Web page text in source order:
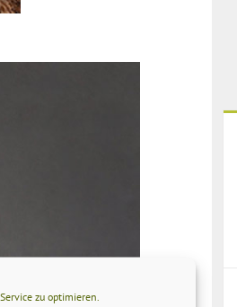
zu optimieren.